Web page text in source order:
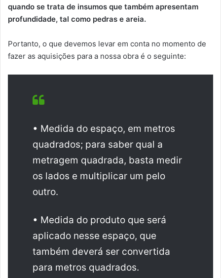
quando se trata de insumos que também apresentam
profundidade, tal como pedras e areia.
Portanto, o que devemos levar em conta no momento de
fazer as aquisições para a nossa obra é o seguinte:
• Medida do espaço, em metros
quadrados; para saber qual a
metragem quadrada, basta medir
os lados e multiplicar um pelo
outro.
• Medida do produto que será
aplicado nesse espaço, que
também deverá ser convertida
para metros quadrados.